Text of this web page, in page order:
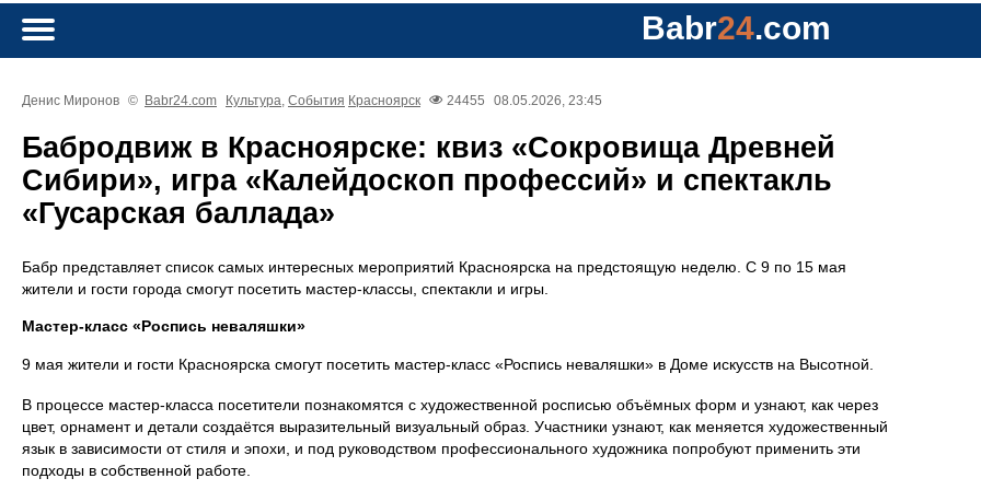
Babr24.com
Денис Миронов © Babr24.com Культура, События Красноярск 24455 08.05.2026, 23:45
Бабродвиж в Красноярске: квиз «Сокровища Древней
Сибири», игра «Калейдоскоп профессий» и спектакль
«Гусарская баллада»
Бабр представляет список самых интересных мероприятий Красноярска на предстоящую неделю. С 9 по 15 мая
жители и гости города смогут посетить мастер-классы, спектакли и игры.
Мастер-класс «Роспись неваляшки»
9 мая жители и гости Красноярска смогут посетить мастер-класс «Роспись неваляшки» в Доме искусств на Высотной.
В процессе мастер-класса посетители познакомятся с художественной росписью объёмных форм и узнают, как через
цвет, орнамент и детали создаётся выразительный визуальный образ. Участники узнают, как меняется художественный
язык в зависимости от стиля и эпохи, и под руководством профессионального художника попробуют применить эти
подходы в собственной работе.